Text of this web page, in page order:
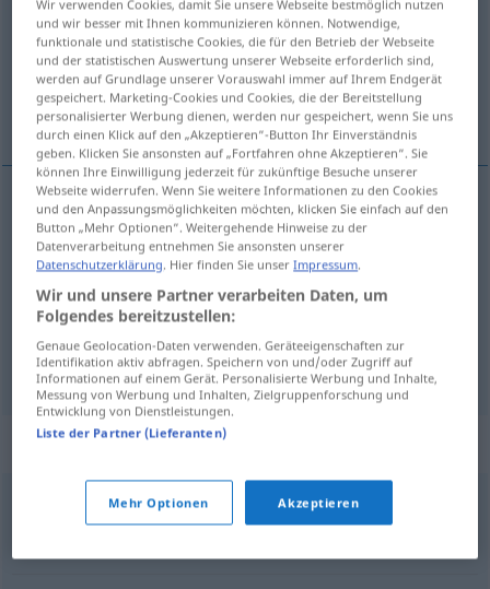
Übersicht aller Übersetzungen
(Für mehr Details die Übersetzung anklicken/antippen)
Farm, Milchladen, Bauernhof
Farmf granja
Bauernhofm granja
Milchladen
Beispielsätze für "granja"
avícola
Wir verwenden Cookies, damit Sie unsere Webseite bestmöglich nutzen
und wir besser mit Ihnen kommunizieren können. Notwendige,
funktionale und statistische Cookies, die für den Betrieb der Webseite
und der statistischen Auswertung unserer Webseite erforderlich sind,
werden auf Grundlage unserer Vorauswahl immer auf Ihrem Endgerät
gespeichert. Marketing-Cookies und Cookies, die der Bereitstellung
personalisierter Werbung dienen, werden nur gespeichert, wenn Sie uns
durch einen Klick auf den „Akzeptieren“-Button Ihr Einverständnis
geben. Klicken Sie ansonsten auf „Fortfahren ohne Akzeptieren“. Sie
können Ihre Einwilligung jederzeit für zukünftige Besuche unserer
Webseite widerrufen. Wenn Sie weitere Informationen zu den Cookies
und den Anpassungsmöglichkeiten möchten, klicken Sie einfach auf den
Button „Mehr Optionen“. Weitergehende Hinweise zu der
Datenverarbeitung entnehmen Sie ansonsten unserer
Datenschutzerklärung. Hier finden Sie unserImpressum.
Wir und unsere Partner verarbeiten Daten, um
Folgendes bereitzustellen:
Genaue Geolocation-Daten verwenden. Geräteeigenschaften zur
Identifikation aktiv abfragen. Speichern von und/oder Zugriff auf
Informationen auf einem Gerät. Personalisierte Werbung und Inhalte,
Messung von Werbung und Inhalten, Zielgruppenforschung und
Entwicklung von Dienstleistungen.
Liste der Partner (Lieferanten)
Mehr Optionen Akzeptieren